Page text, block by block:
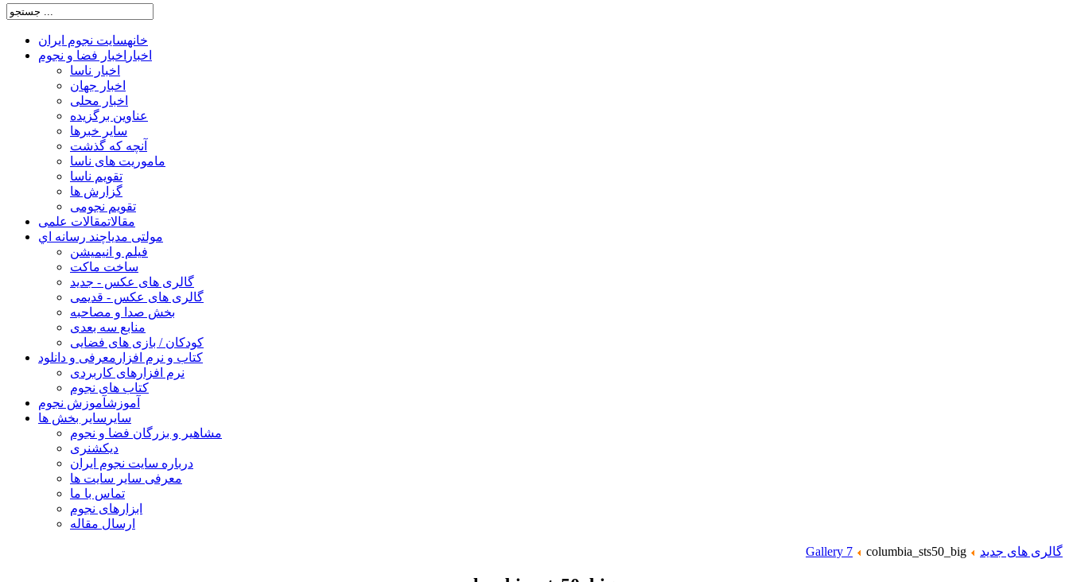
خانهسایت نجوم ایران
اخبار اخبار فضا و نجوم
اخبار ناسا
اخبار جهان
اخبار محلی
عناوین برگزیده
سایر خبرها
آنچه که گذشت
ماموریت های ناسا
تقویم ناسا
گزارش ها
تقویم نجومی
مقالاتمقالات علمی
مولتی مدیاچند رسانه اي
فیلم و انیمیشن
ساخت ماکت
گالری های عکس - جدید
گالری های عکس - قدیمی
بخش صدا و مصاحبه
منابع سه بعدی
کودکان / بازی های فضایی
کتاب و نرم افزار معرفی و دانلود
نرم افزارهای کاربردی
کتاب های نجوم
آموزشآموزش نجوم
سایر سایر بخش ها
مشاهیر و بزرگان فضا و نجوم
دیکشنری
درباره سایت نجوم ایران
معرفی سایر سایت ها
تماس با ما
ابزارهای نجوم
ارسال مقاله
گالری های جدید Gallery 7 columbia_sts50_big